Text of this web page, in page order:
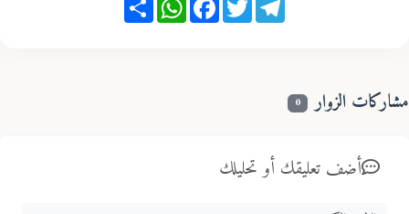
الزوار 0
أضف تعليقك أو تحليلك